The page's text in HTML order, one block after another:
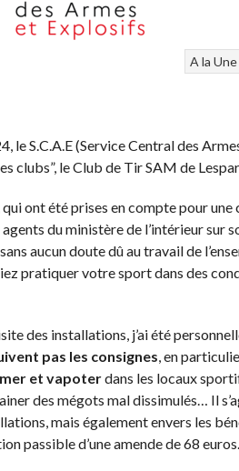
A la Une
le S.C.A.E (Service Central des
clubs”, le Club de Tir SAM de
ont été prises en compte pour
du ministère de l’intérieur sur
aucun doute dû au travail de
pratiquer votre sport dans des
des installations, j’ai été
pas les consignes , en
et vapoterdans les locaux
des mégots mal dissimulés… Il
mais également envers les
passible d’une amende de 68 euros.